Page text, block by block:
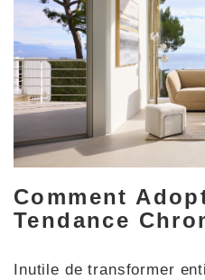
Comment
Tendance
Inutile de transformer